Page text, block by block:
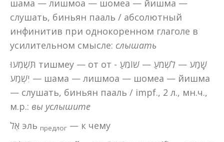
шама — лишмоа — шомеа — йишма —
слушать, биньян пааль / абсолютный
инфинитив при однокоренном глаголе в
усилительном смысле: слышать
תִּשְׁמְעוּ тишмеу — от от שָׁמַע — לִשְׁמֹעַ — שׁוֹמֵעַ -
יִשְׁמַע — шама — лишмоа — шомеа — йишма
— слушать, биньян пааль / impf., 2 л., мн.ч.,
м.р.: вы услышите
אֶל эль предлог — к чему